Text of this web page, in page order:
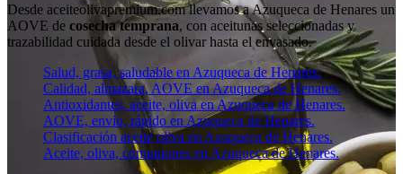
Desde aceiteolivapremium.com llevamos a Azuqueca de Henares un
AOVE de cosecha temprana, con aceitunas seleccionadas y
trazabilidad cuidada desde el olivar hasta el envasado.
Salud, grasa, saludable en Azuqueca de Henares.
Calidad, almazara, AOVE en Azuqueca de Henares.
Antioxidantes, aceite, oliva en Azuqueca de Henares.
AOVE, envío, rápido en Azuqueca de Henares.
Clasificación aceite oliva en Azuqueca de Henares.
Aceite, oliva, comuniones en Azuqueca de Henares.